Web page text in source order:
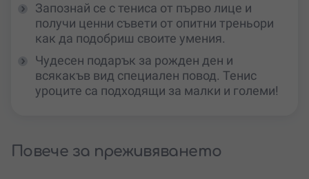
Запознай се с тениса от първо лице и
получи ценни съвети от опитни треньори
как да подобриш своите умения.
Чудесен подарък за рожден ден и
всякакъв вид специален повод. Тенис
уроците са подходящи за малки и големи!
Повече за преживяването